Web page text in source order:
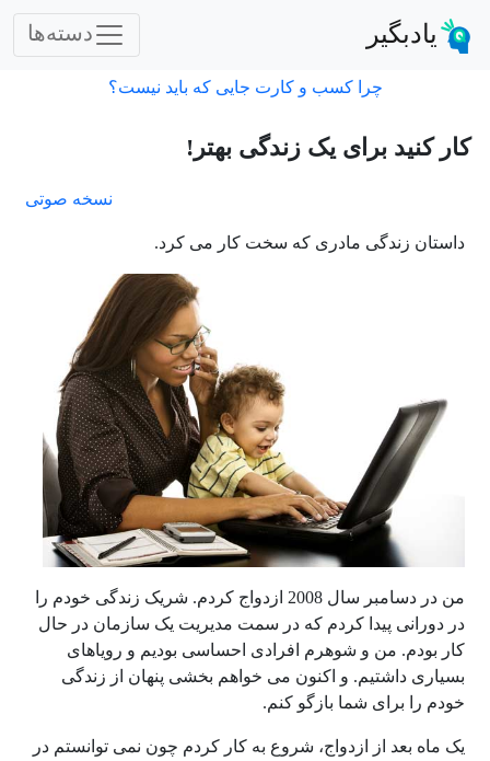
یادبگیر دسته‌ها
چرا کسب و کارت جایی که باید نیست؟
کار کنید برای یک زندگی بهتر!
نسخه صوتی
داستان زندگی مادری که سخت کار می کرد.
من در دسامبر سال 2008 ازدواج کردم. شریک زندگی خودم را
در دورانی پیدا کردم که در سمت مدیریت یک سازمان در حال
کار بودم. من و شوهرم افرادی احساسی بودیم و رویاهای
بسیاری داشتیم. و اکنون می خواهم بخشی پنهان از زندگی
خودم را برای شما بازگو کنم.
یک ماه بعد از ازدواج، شروع به کار کردم چون نمی توانستم در